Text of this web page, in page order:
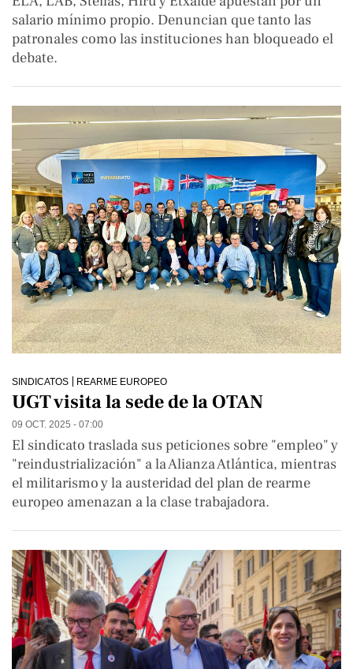
salario mínimo propio. Denuncian que tanto las
patronales como las instituciones han bloqueado el
debate.
SINDICATOS REARME EUROPEO
UGT visita la sede de la OTAN
09 OCT. 2025 - 07:00
El sindicato traslada sus peticiones sobre "empleo" y
"reindustrialización" a la Alianza Atlántica, mientras
el militarismo y la austeridad del plan de rearme
europeo amenazan a la clase trabajadora.